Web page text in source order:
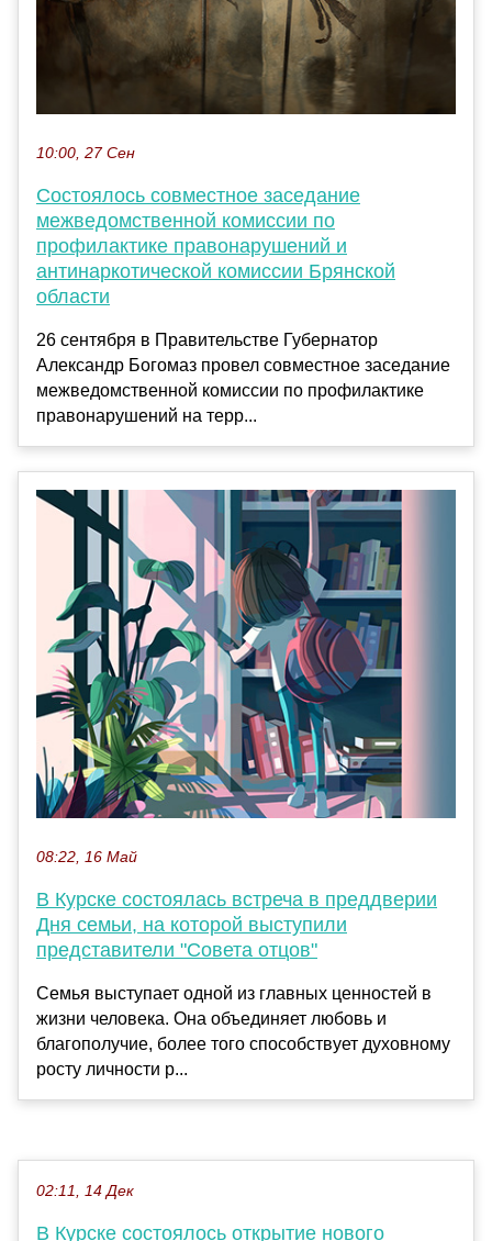
10:00, 27 Сен
Состоялось совместное заседание
межведомственной комиссии по
профилактике правонарушений и
антинаркотической комиссии Брянской
области
26 сентября в Правительстве Губернатор
Александр Богомаз провел совместное заседание
межведомственной комиссии по профилактике
правонарушений на терр...
08:22, 16 Май
В Курске состоялась встреча в преддверии
Дня семьи, на которой выступили
представители "Совета отцов"
Семья выступает одной из главных ценностей в
жизни человека. Она объединяет любовь и
благополучие, более того способствует духовному
росту личности р...
02:11, 14 Дек
В Курске состоялось открытие нового